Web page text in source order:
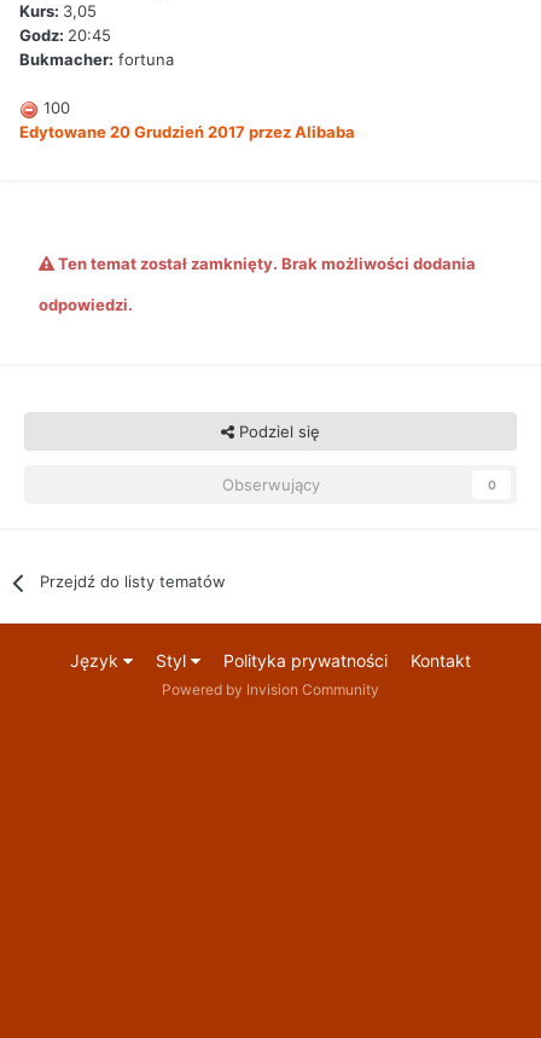
Kurs: 3,05
Godz: 20:45
Bukmacher: fortuna
100
Edytowane20 Grudzień 2017przez Alibaba
Ten temat został zamknięty. Brak możliwości dodania
odpowiedzi.
Podziel się
Obserwujący 0
Przejdź do listy tematów
Język Styl Polityka prywatności Kontakt
Powered by Invision Community